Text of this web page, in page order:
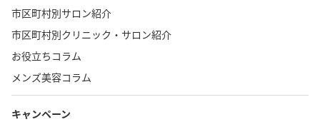
市区町村別サロン紹介
市区町村別クリニック・サロン紹介
お役立ちコラム
メンズ美容コラム
キャンペーン